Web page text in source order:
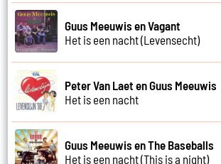
Guus Meeuwis en Vagant
Het is een nacht (Levensecht)
Peter Van Laet en Guus Meeuwis
Het is een nacht
Guus Meeuwis en The Baseballs
Het is een nacht (This is a night)